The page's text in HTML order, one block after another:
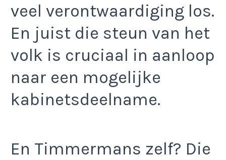
veel verontwaardiging los.
En juist die steun van het
volk is cruciaal in aanloop
naar een mogelijke
kabinetsdeelname.
En Timmermans zelf? Die